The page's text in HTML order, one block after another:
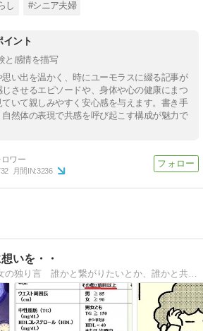
し #シニア夫婦
イント
と感情を描写
い出を温かく、時にユーモラスに綴る記事が
させるエピソードや、身体や心の健康にまつ
いて親しみやすく安心感を与えます。書き手
然体の表現で共感を呼び起こす構成が魅力で
月間IN:3236
いを・・